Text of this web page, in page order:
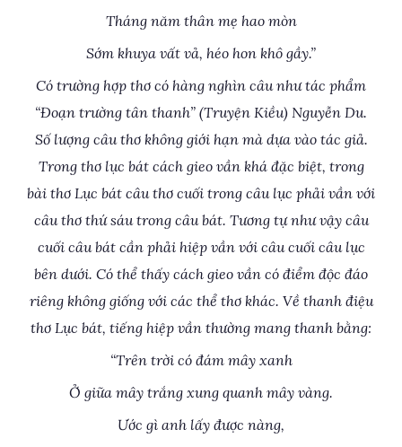
Tháng năm thân mẹ hao mòn
Sớm khuya vất vả, héo hon khô gầy.”
Có trường hợp thơ có hàng nghìn câu như tác phẩm
“Đoạn trường tân thanh” (Truyện Kiều) Nguyễn Du.
Số lượng câu thơ không giới hạn mà dựa vào tác giả.
Trong thơ lục bát cách gieo vần khá đặc biệt, trong
bài thơ Lục bát câu thơ cuối trong câu lục phải vần với
câu thơ thứ sáu trong câu bát. Tương tự như vậy câu
cuối câu bát cần phải hiệp vần với câu cuối câu lục
bên dưới. Có thể thấy cách gieo vần có điểm độc đáo
riêng không giống với các thể thơ khác. Về thanh điệu
thơ Lục bát, tiếng hiệp vần thường mang thanh bằng:
“Trên trời có đám mây xanh
Ở giữa mây trắng xung quanh mây vàng.
Ước gì anh lấy được nàng,